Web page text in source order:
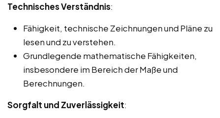
Technisches Verständnis:
Fähigkeit, technische Zeichnungen und Pläne zu
lesen und zu verstehen.
Grundlegende mathematische Fähigkeiten,
insbesondere im Bereich der Maße und
Berechnungen.
Sorgfalt und Zuverlässigkeit: